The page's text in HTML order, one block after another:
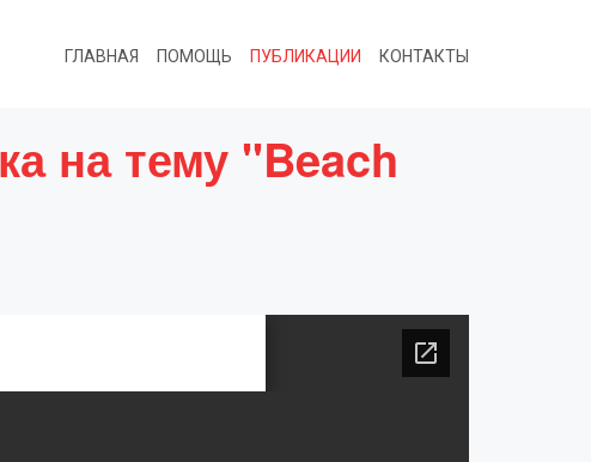
ГЛАВНАЯ ПОМОЩЬ ПУБЛИКАЦИИ КОНТАКТЫ
на тему "Beach